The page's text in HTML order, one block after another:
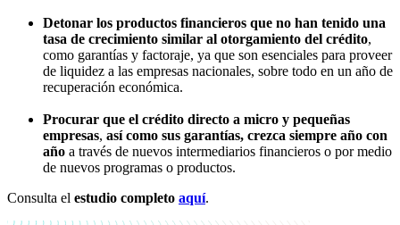
Detonar los productos financieros que no han tenido una
tasa de crecimiento similar al otorgamiento del crédito,
como garantías y factoraje, ya que son esenciales para proveer
de liquidez a las empresas nacionales, sobre todo en un año de
recuperación económica.
Procurar que el crédito directo a micro y pequeñas
empresas, así como sus garantías, crezca siempre año con
año a través de nuevos intermediarios financieros o por medio
de nuevos programas o productos.
Consulta el estudio completo aquí.